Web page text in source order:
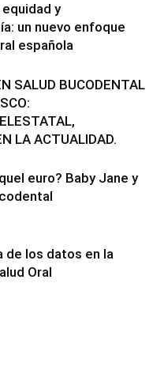
y
un nuevo enfoque
española
SALUD BUCODENTAL
LA ACTUALIDAD.
euro? Baby Jane y
de los datos en la
Oral